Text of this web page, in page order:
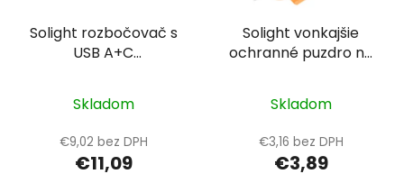
Solight rozbočovač s
USB A+C
vypínač
Skladom
€9,02 bez DPH
€11,09
Solight vonkajšie
ochranné puzdro na
Skladom
€3,16 bez DPH
€3,89